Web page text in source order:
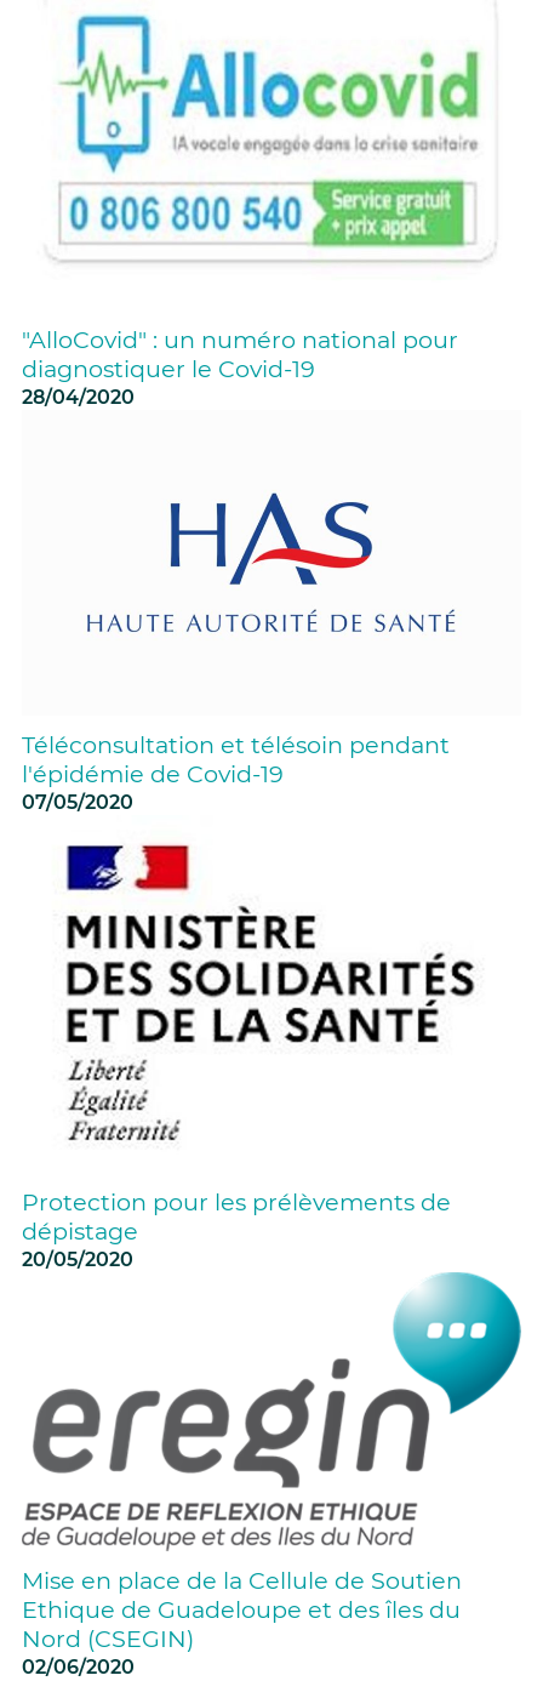
"AlloCovid" : un numéro national pour
diagnostiquer le Covid-19
28/04/2020
Téléconsultation et télésoin pendant
l'épidémie de Covid-19
07/05/2020
Protection pour les prélèvements de
dépistage
20/05/2020
Mise en place de la Cellule de Soutien
Ethique de Guadeloupe et des îles du
Nord (CSEGIN)
02/06/2020